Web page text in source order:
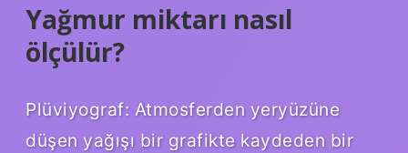
Yağmur miktarı nasıl
ölçülür?
Plüviyograf: Atmosferden yeryüzüne
düşen yağışı bir grafikte kaydeden bir